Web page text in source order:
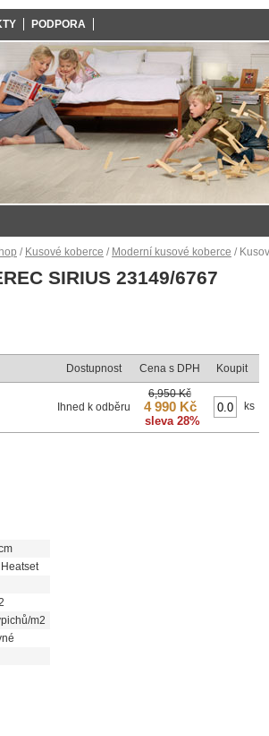
/ Kusové koberce / Moderní kusové koberce /
SIRIUS 23149/6767
Dostupnost Cena s DPH Koupit
Ihned k odběru
6,950 Kč
4 990 Kč
sleva 28%
ks
m2
PODPORA